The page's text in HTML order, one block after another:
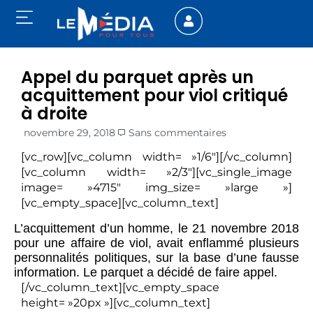
Appel du parquet après un
acquittement pour viol critiqué
à droite
novembre 29, 2018 Sans commentaires
[vc_row][vc_column width= »1/6″][/vc_column]
[vc_column width= »2/3″][vc_single_image
image= »4715″ img_size= »large »]
[vc_empty_space][vc_column_text]
L’acquittement d’un homme, le 21 novembre 2018
pour une affaire de viol, avait enflammé plusieurs
personnalités politiques, sur la base d’une fausse
information. Le parquet a décidé de faire appel.
[/vc_column_text][vc_empty_space
height= »20px »][vc_column_text]